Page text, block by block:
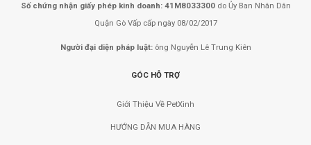
Số chứng nhận giấy phép kinh doanh: 41M8033300do Ủy Ban Nhân Dân
Quận Gò Vấp cấp ngày 08/02/2017
Người đại diện pháp luật:ông Nguyễn Lê Trung Kiên
GÓC HỖ TRỢ
Giới Thiệu Về PetXinh
HƯỚNG DẪN MUA HÀNG